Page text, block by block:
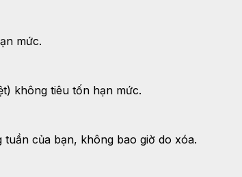
mức.
không tiêu tốn hạn mức.
của bạn, không bao giờ do xóa.